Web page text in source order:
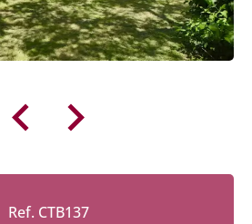
Ref. CTB137